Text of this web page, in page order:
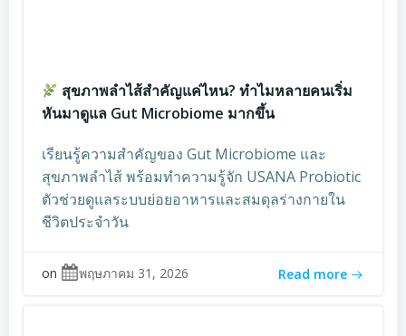
สุขภาพลำไส้สำคัญแค่ไหน? ทำไมหลายคนเริ่ม
หันมาดูแล Gut Microbiome มากขึ้น
เรียนรู้ความสำคัญของ Gut Microbiome และ
สุขภาพลำไส้ พร้อมทำความรู้จัก USANA Probiotic
ตัวช่วยดูแลระบบย่อยอาหารและสมดุลร่างกายใน
ชีวิตประจำวัน
on พฤษภาคม 31, 2026 Read more